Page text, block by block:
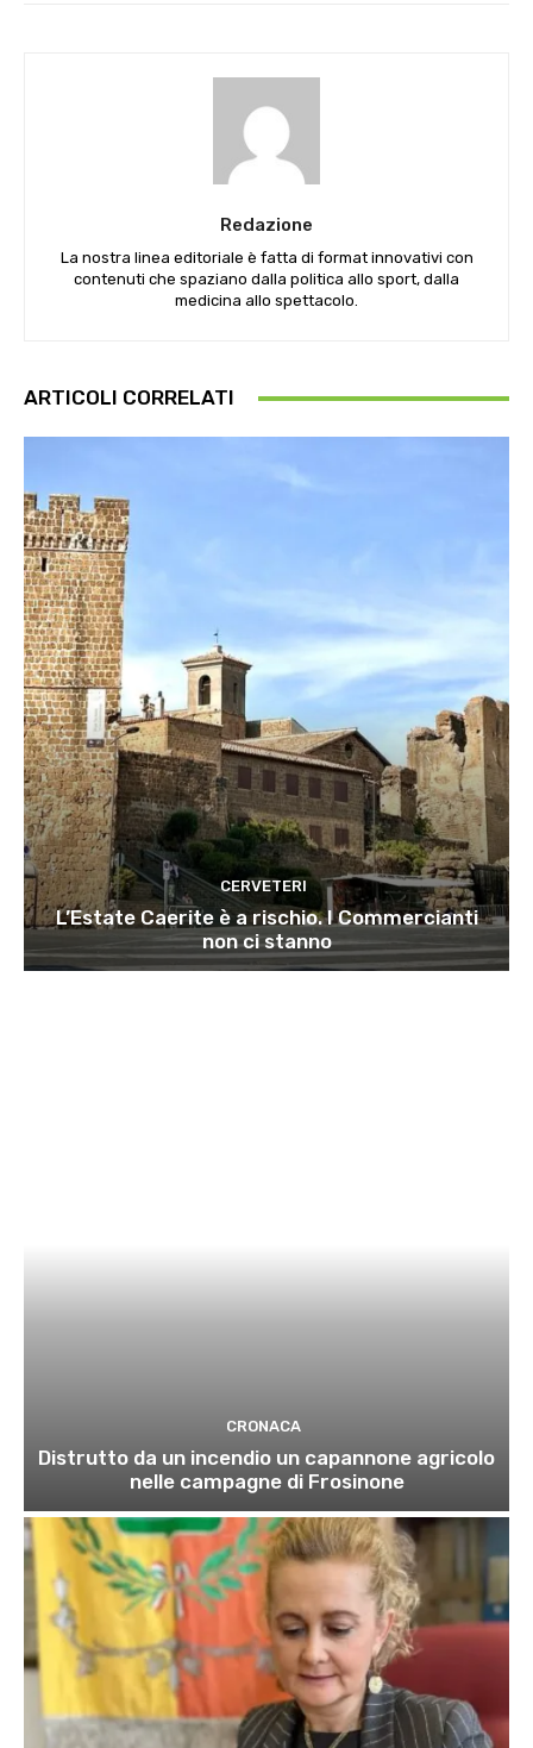
Redazione
La nostra linea editoriale è fatta di format innovativi con
contenuti che spaziano dalla politica allo sport, dalla
medicina allo spettacolo.
ARTICOLI CORRELATI
CERVETERI
L’Estate Caerite è a rischio. I Commercianti
non ci stanno
CRONACA
Distrutto da un incendio un capannone agricolo
nelle campagne di Frosinone